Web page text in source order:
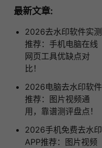
最新文章:
2026去水印软件实测
推荐：手机电脑在线
网页工具优缺点对
比！
2026电脑去水印软件
推荐：图片视频通
用，靠谱测评盘点！
2026手机免费去水印
APP推荐：图片视频